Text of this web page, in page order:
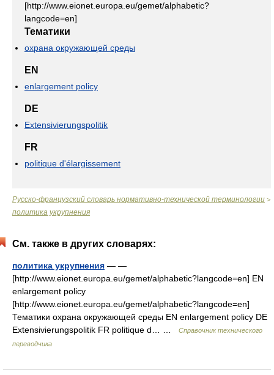
[http://www.eionet.europa.eu/gemet/alphabetic?
langcode=en]
Тематики
охрана окружающей среды
EN
enlargement policy
DE
Extensivierungspolitik
FR
politique d'élargissement
Русско-французский словарь нормативно-технической терминологии >
политика укрупнения
См. также в других словарях:
политика укрупнения — —
[http://www.eionet.europa.eu/gemet/alphabetic?langcode=en] EN
enlargement policy
[http://www.eionet.europa.eu/gemet/alphabetic?langcode=en]
Тематики охрана окружающей среды EN enlargement policy DE
Extensivierungspolitik FR politique d… …
Справочник технического
переводчика